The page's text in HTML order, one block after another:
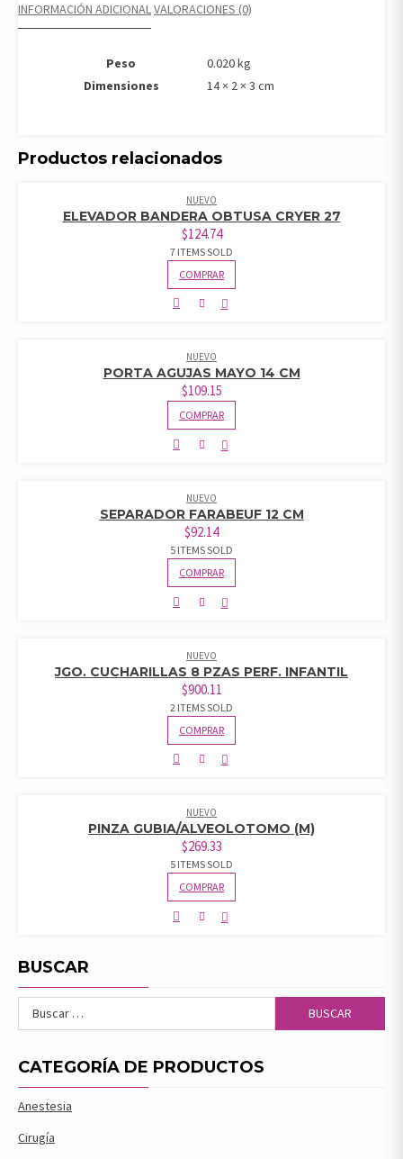
INFORMACIÓN ADICIONALVALORACIONES (0)
Peso
0.020 kg
Dimensiones
14 × 2 × 3 cm
Productos relacionados
NUEVO
ELEVADOR BANDERA OBTUSA CRYER 27
$124.74
7 ITEMS SOLD
COMPRAR
NUEVO
PORTA AGUJAS MAYO 14 CM
$109.15
COMPRAR
NUEVO
SEPARADOR FARABEUF 12 CM
$92.14
5 ITEMS SOLD
COMPRAR
NUEVO
JGO. CUCHARILLAS 8 PZAS PERF. INFANTIL
$900.11
2 ITEMS SOLD
COMPRAR
NUEVO
PINZA GUBIA/ALVEOLOTOMO (M)
$269.33
5 ITEMS SOLD
COMPRAR
BUSCAR
CATEGORÍA DE PRODUCTOS
Anestesia
Cirugía